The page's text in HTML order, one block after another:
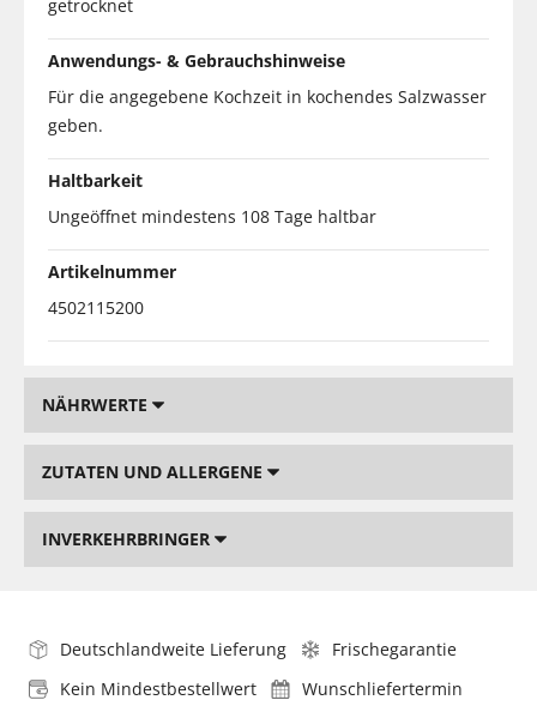
getrocknet
Anwendungs- & Gebrauchshinweise
Für die angegebene Kochzeit in kochendes Salzwasser
geben.
Haltbarkeit
Ungeöffnet mindestens 108 Tage haltbar
Artikelnummer
4502115200
NÄHRWERTE
ZUTATEN UND ALLERGENE
INVERKEHRBRINGER
Deutschlandweite Lieferung
Frischegarantie
Kein Mindestbestellwert
Wunschliefertermin